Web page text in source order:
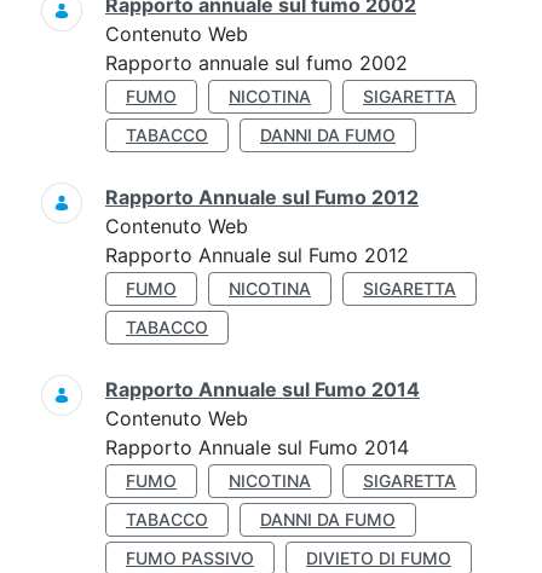
Rapporto annuale sul fumo 2002
Contenuto Web
Rapporto annuale sul fumo 2002
FUMO NICOTINA
SIGARETTA
TABACCO
DANNI DA FUMO
Rapporto Annuale sul Fumo 2012
Contenuto Web
Rapporto Annuale sul Fumo 2012
FUMO NICOTINA
SIGARETTA
TABACCO
Rapporto Annuale sul Fumo 2014
Contenuto Web
Rapporto Annuale sul Fumo 2014
FUMO NICOTINA
SIGARETTA
TABACCO
DANNI DA FUMO
FUMO PASSIVO
DIVIETO DI FUMO